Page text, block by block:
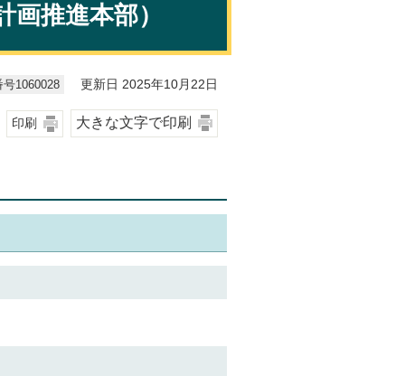
推進本部）
号1060028 更新日 2025年10月22日
印刷 大きな文字で印刷